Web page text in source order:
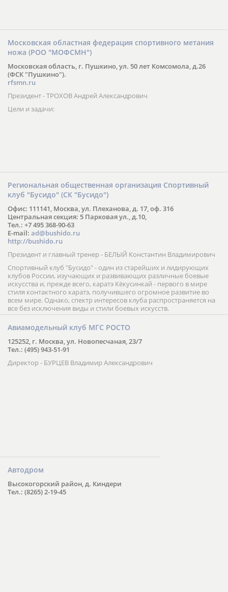
Московская областная федерация спортивного метания
ножа (РОО "МОФСМН")
Московская область, г. Пушкино, ул. 50 лет Комсомола, д.26
(ФСК "Пушкино").
rfsmn.ru
Президент - ТРОХОВ Андрей Александрович
Цели и задачи:
Региональная общественная организация Спортивный
клуб "Бусидо" (СК "Бусидо")
Офис: 111141, Москва, ул. Плеханова, д. 17, оф. 316
Центральная секция: 5 Парковая ул., д.10,
Тел.: +7 495 368-90-63
E-mail: ad@bushido.ru
http://bushido.ru
Президент и главный тренер - БЕЛЫЙ Константин Владимирович
Спортивный клуб "Бусидо" - один из старейших и лидирующих
клубов России, изучающих и развивающих различные боевые
искусства и, прежде всего, каратэ Кёкусинкай - первого в мире
стиля контактного каратэ, получившего огромное развитие во
всем мире. Однако, спектр интересов клуба распространяется на
все без исключения виды и стили боевых искусств.
Авиамодельный клуб МГС РОСТО
125252, г. Москва, ул. Новопесчаная, 23/7
Тел.: (495) 943-51-91
Директор - БУРЦЕВ Владимир Александрович
Автодром
Высокогорский район, д. Киндери
Тел.: (8265) 2-19-45